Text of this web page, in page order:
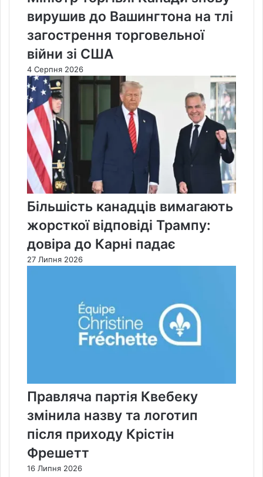
вирушив до Вашингтона на тлі
загострення торговельної
війни зі США
4 Серпня 2026
Більшість канадців вимагають
жорсткої відповіді Трампу:
довіра до Карні падає
27 Липня 2026
Правляча партія Квебеку
змінила назву та логотип
після приходу Крістін
Фрешетт
16 Липня 2026